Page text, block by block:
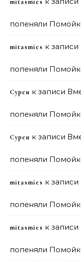
mitasmies
попеняли
mitasmies к записи
попеняли
Сурен к записи
попеняли
Сурен к записи
попеняли
mitasmies к записи
попеняли
mitasmies к записи
попеняли